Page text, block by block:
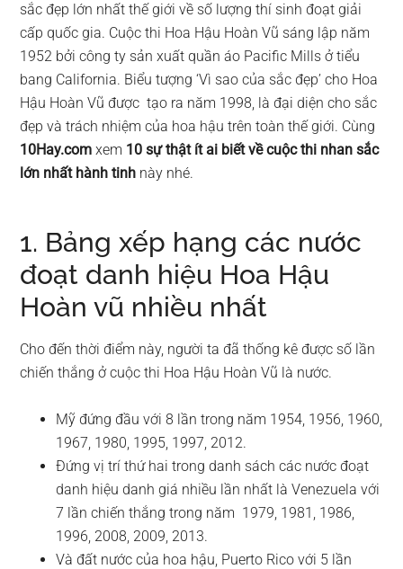
sắc đẹp lớn nhất thế giới về số lượng thí sinh đoạt giải
cấp quốc gia. Cuộc thi Hoa Hậu Hoàn Vũ sáng lập năm
1952 bởi công ty sản xuất quần áo Pacific Mills ở tiểu
bang California. Biểu tượng ‘Vì sao của sắc đẹp’ cho Hoa
Hậu Hoàn Vũ được tạo ra năm 1998, là đại diện cho sắc
đẹp và trách nhiệm của hoa hậu trên toàn thế giới. Cùng
10Hay.com xem 10 sự thật ít ai biết về cuộc thi nhan sắc
lớn nhất hành tinh này nhé.
1. Bảng xếp hạng các nước
đoạt danh hiệu Hoa Hậu
Hoàn vũ nhiều nhất
Cho đến thời điểm này, người ta đã thống kê được số lần
chiến thắng ở cuộc thi Hoa Hậu Hoàn Vũ là nước.
Mỹ đứng đầu với 8 lần trong năm 1954, 1956, 1960,
1967, 1980, 1995, 1997, 2012.
Đứng vị trí thứ hai trong danh sách các nước đoạt
danh hiệu danh giá nhiều lần nhất là Venezuela với
7 lần chiến thắng trong năm 1979, 1981, 1986,
1996, 2008, 2009, 2013.
Và đất nước của hoa hậu, Puerto Rico với 5 lần